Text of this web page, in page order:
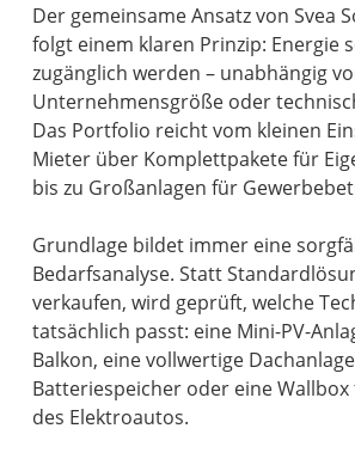
Der gemeinsame Ansatz von Svea
folgt einem klaren Prinzip: Energie
zugänglich werden – unabhängig
Unternehmensgröße oder
Das Portfolio reicht vom kleinen
Mieter über Komplettpakete für
bis zu Großanlagen für
Grundlage bildet immer eine
Bedarfsanalyse. Statt
verkaufen, wird geprüft, welche
tatsächlich passt: eine Mini-PV-
Balkon, eine vollwertige
Batteriespeicher oder eine Wallbox
des Elektroautos.